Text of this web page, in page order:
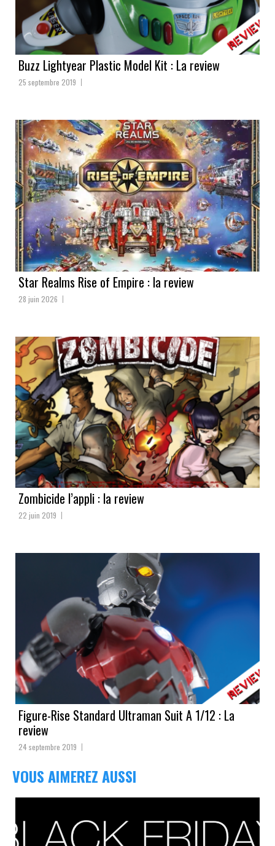
Buzz Lightyear Plastic Model Kit : La review
25 septembre 2019
Star Realms Rise of Empire : la review
28 juin 2026
Zombicide l’appli : la review
22 juin 2019
Figure-Rise Standard Ultraman Suit A 1/12 : La
review
24 septembre 2019
VOUS AIMEREZ AUSSI